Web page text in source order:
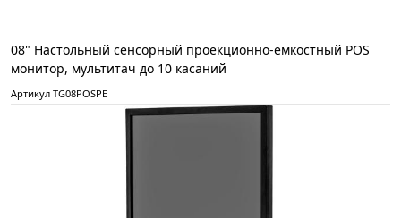
08" Настольный сенсорный проекционно-емкостный POS
монитор, мультитач до 10 касаний
Артикул TG08POSPE